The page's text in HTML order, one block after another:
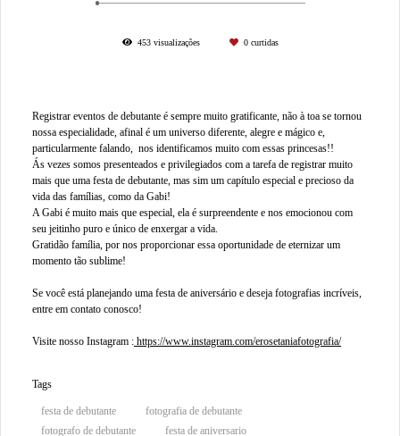
453visualizações 0curtidas
Registrar eventos de debutante é sempre muito gratificante, não à toa se tornou
nossa especialidade, afinal é um universo diferente, alegre e mágico e,
particularmente falando, nos identificamos muito com essas princesas!!
Ás vezes somos presenteados e privilegiados com a tarefa de registrar muito
mais que uma festa de debutante, mas sim um capítulo especial e precioso da
vida das famílias, como da Gabi!
A Gabi é muito mais que especial, ela é surpreendente e nos emocionou com
seu jeitinho puro e único de enxergar a vida.
Gratidão família, por nos proporcionar essa oportunidade de eternizar um
momento tão sublime!
Se você está planejando uma festa de aniversário e deseja fotografias incríveis,
entre em contato conosco!
Visite nosso Instagram : https://www.instagram.com/erosetaniafotografia/
Tags
festa de debutante
fotografia de debutante
fotografo de debutante
festa de aniversario